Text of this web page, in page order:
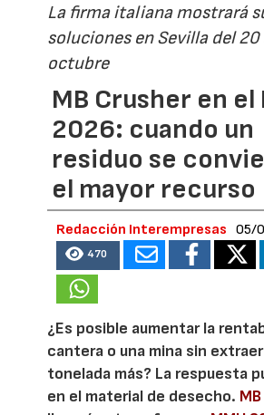
La firma italiana mostrará
soluciones en Sevilla del 20
octubre
MB Crusher en el
2026: cuando un
residuo se
el mayor recurso
Redacción Interempresas 05/
470
¿Es posible aumentar la
cantera o una mina sin
tonelada más? La respuesta
en el material de desecho.